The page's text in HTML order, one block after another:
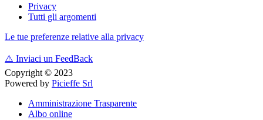
Privacy
Tutti gli argomenti
Le tue preferenze relative alla privacy
⚠️ Inviaci un FeedBack
Copyright © 2023
Powered by Picieffe Srl
Amministrazione Trasparente
Albo online